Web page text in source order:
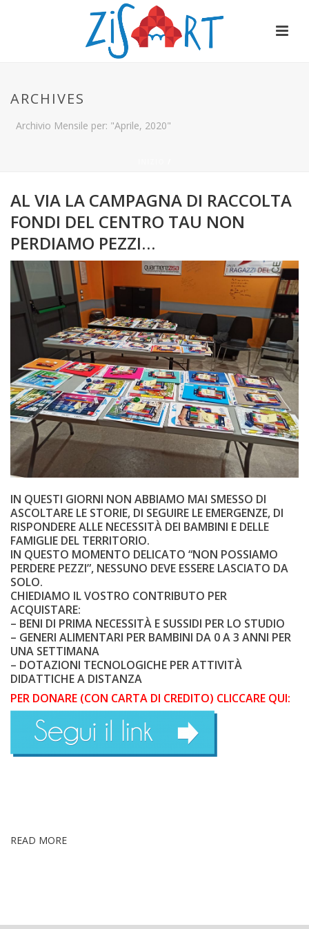
ARCHIVES
Archivio Mensile per: "Aprile, 2020"
AL VIA LA CAMPAGNA DI RACCOLTA
FONDI DEL CENTRO TAU NON
PERDIAMO PEZZI…
IN QUESTI GIORNI NON ABBIAMO MAI SMESSO DI
ASCOLTARE LE STORIE, DI SEGUIRE LE EMERGENZE, DI
RISPONDERE ALLE NECESSITÀ DEI BAMBINI E DELLE
FAMIGLIE DEL TERRITORIO.
IN QUESTO MOMENTO DELICATO “NON POSSIAMO
PERDERE PEZZI”, NESSUNO DEVE ESSERE LASCIATO DA
SOLO.
CHIEDIAMO IL VOSTRO CONTRIBUTO PER
ACQUISTARE:
– BENI DI PRIMA NECESSITÀ E SUSSIDI PER LO STUDIO
– GENERI ALIMENTARI PER BAMBINI DA 0 A 3 ANNI PER
UNA SETTIMANA
– DOTAZIONI TECNOLOGICHE PER ATTIVITÀ
DIDATTICHE A DISTANZA
PER DONARE (CON CARTA DI CREDITO) CLICCARE QUI:
READ MORE